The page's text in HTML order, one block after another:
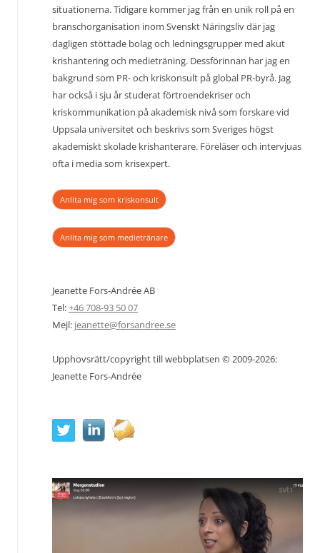
situationerna. Tidigare kommer jag från en unik roll på en
branschorganisation inom Svenskt Näringsliv där jag
dagligen stöttade bolag och ledningsgrupper med akut
krishantering och medieträning. Dessförinnan har jag en
bakgrund som PR- och kriskonsult på global PR-byrå. Jag
har också i sju år studerat förtroendekriser och
kriskommunikation på akademisk nivå som forskare vid
Uppsala universitet och beskrivs som Sveriges högst
akademiskt skolade krishanterare. Föreläser och intervjuas
ofta i media som krisexpert.
Anlita mig som kriskonsult
Anlita mig som medietränare
Jeanette Fors-Andrée AB
Tel:+46 708-93 50 07
Mejl: jeanette@forsandree.se
Upphovsrätt/copyright till webbplatsen © 2009-2026:
Jeanette Fors-Andrée